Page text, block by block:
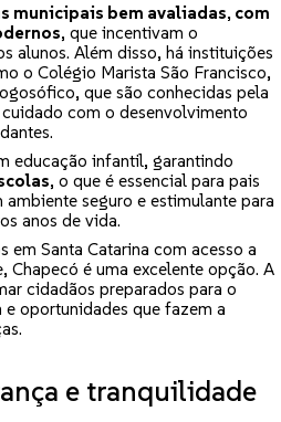
municipais bem avaliadas, com
, que incentivam o
alunos. Além disso, há instituições
o Colégio Marista São Francisco,
que são conhecidas pela
com o desenvolvimento
educação infantil, garantindo
, o que é essencial para pais
seguro e estimulante para
anos de vida.
em Santa Catarina com acesso a
Chapecó é uma excelente opção. A
cidadãos preparados para o
oportunidades que fazem a
e tranquilidade